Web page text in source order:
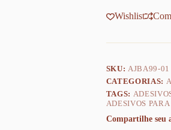
Wishlist
SKU: AJBA99-01
CATEGORIAS:
TAGS:
ADESIVOS
Compartilhe seu